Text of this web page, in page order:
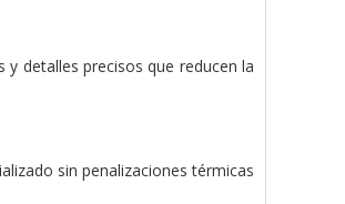
y detalles precisos que reducen la
sin penalizaciones térmicas